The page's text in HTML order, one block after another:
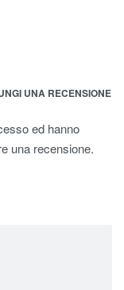
UNA RECENSIONE
ed hanno
una recensione.